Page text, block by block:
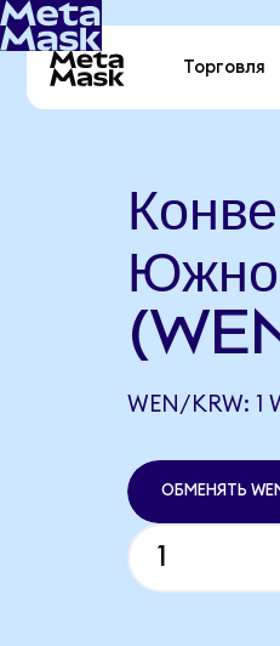
Торговля
WEN/KRW: 1
ОБМЕНЯТЬ